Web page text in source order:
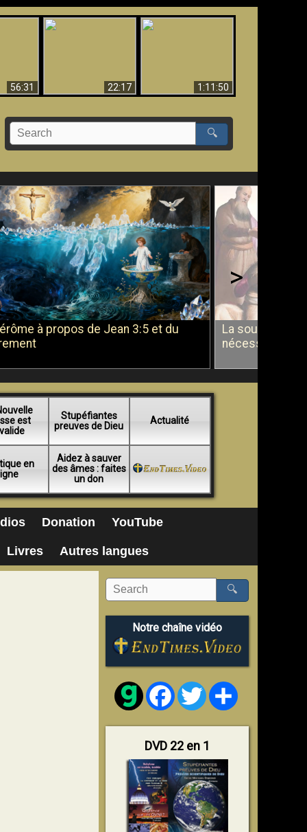
56:31 22:17
1:11:50
🔍
à propos de Jean 3:5 et du
La soumission
nécessité du
>
est
Stupéfiantes
preuves de Dieu
Actualité
en
ligne
Aidez à sauver
des âmes : faites
un don
Donation YouTube
Livres Autres langues
🔍
Notre chaîne vidéo
FacebookTwitter
DVD 22 en 1